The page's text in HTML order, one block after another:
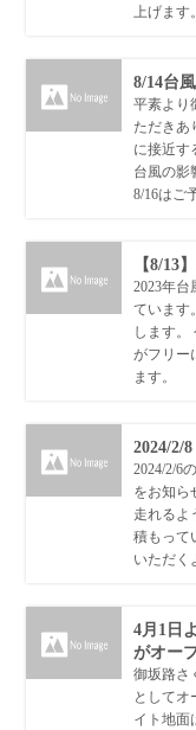
上げます。
8/14台
平素より
ただきあ
に接近す
台風の影
8/16はご
【8/13
2023年台
ています
します。
がフリー
ます。
2024/2/
2024/2/6
をお知ら
走れるよ
積もって
いただ
4月1日
がオー
御坂路さ
としてオ
イト地面